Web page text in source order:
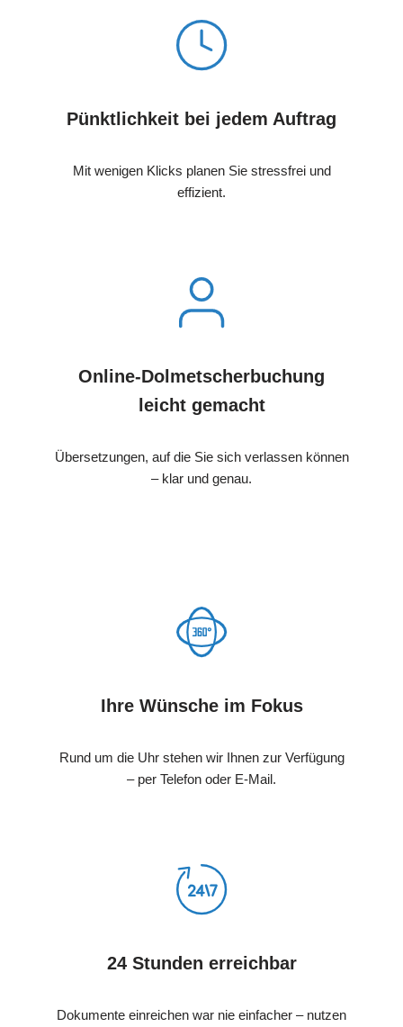
Pünktlichkeit bei jedem Auftrag
Mit wenigen Klicks planen Sie stressfrei und
effizient.
Online-Dolmetscherbuchung
leicht gemacht
Übersetzungen, auf die Sie sich verlassen können
– klar und genau.
Ihre Wünsche im Fokus
Rund um die Uhr stehen wir Ihnen zur Verfügung
– per Telefon oder E-Mail.
24 Stunden erreichbar
Dokumente einreichen war nie einfacher – nutzen